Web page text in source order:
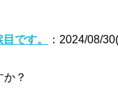
です。 ：2024/08/
？